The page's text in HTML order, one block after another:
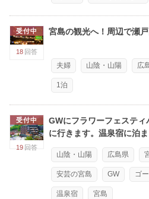
受付中
18 回答
宮島の観光へ！周辺で瀬
夫婦 山陰・山陽 広
1泊
受付中
19 回答
GWにフラワーフェステ
に行きます。温泉宿に泊
山陰・山陽 広島県
安芸の宮島 GW ゴ
温泉宿 宮島